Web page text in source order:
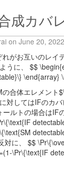
成カバ
on June 20,
がお互いのレイ
うに、 $$
\end{array}
の合体エレメン
対してはIFのカ
ールトの場合はIF
対に、 $$
\Pr\{\text{IF